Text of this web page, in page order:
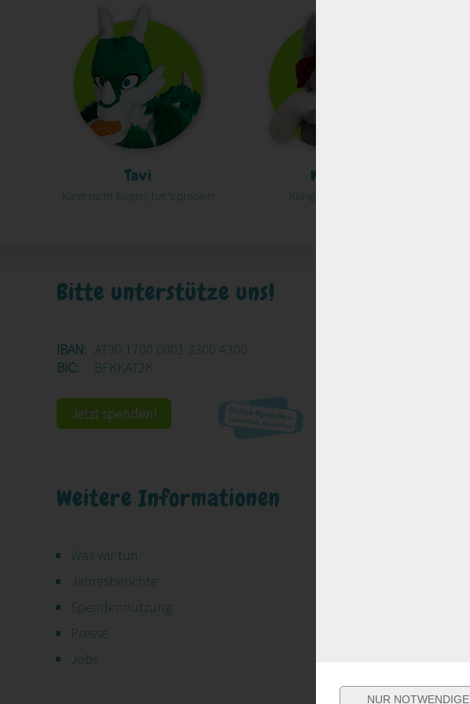
NUR NOTWENDIGE
Tavi
Kann nicht fliegen, hat's probiert
Wilphy
Königlich flauschig
Bitte unterstütze uns!
IBAN: AT90 1700 0001 3300 4300
BIC:
BFKKAT2K
Jetzt spenden!
Weitere Informationen
Was wir tun
Jahresberichte
Spendennutzung
Presse
Jobs